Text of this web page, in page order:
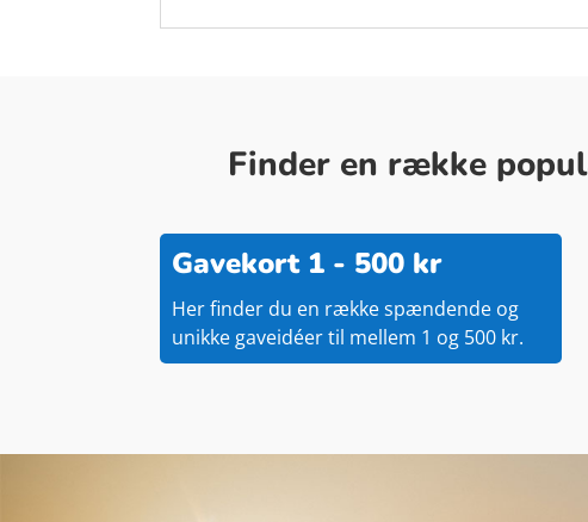
Finder en række
Gavekort 1 - 500 kr
Her finder du en række spændende og
unikke gaveidéer til mellem 1 og 500 kr.